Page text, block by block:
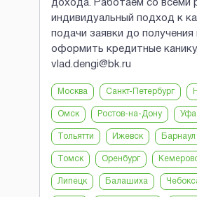
дохода. Работаем со всеми
индивидуальный подход к
подачи заявки до
оформить кредитные
vlad.dengi@bk.ru
Москва Санкт-Петербург
Омск Ростов-на-Дону Уфа
Тольятти Ижевск Барнаул
Томск Оренбург
Липецк Балашиха